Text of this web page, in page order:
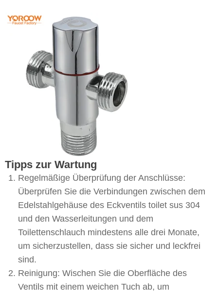
Tipps zur Wartung
Regelmäßige Überprüfung der Anschlüsse:
Überprüfen Sie die Verbindungen zwischen dem
Edelstahlgehäuse des Eckventils toilet sus 304
und den Wasserleitungen und dem
Toilettenschlauch mindestens alle drei Monate,
um sicherzustellen, dass sie sicher und leckfrei
sind.
Reinigung: Wischen Sie die Oberfläche des
Ventils mit einem weichen Tuch ab, um